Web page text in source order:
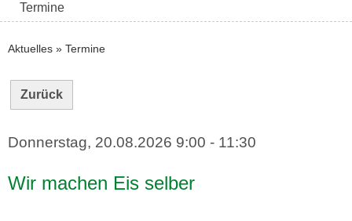
Termine
Aktuelles » Termine
Zurück
Donnerstag, 20.08.2026 9:00 - 11:30
Wir machen Eis selber